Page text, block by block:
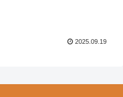
2025.09.19